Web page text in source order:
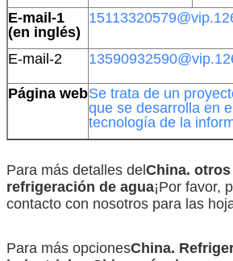
E-mail-1
(en inglés)
E-mail-2
Página webSe trata de un
que se desarrolla en
tecnología de la
Para más detalles delChina. otros
refrigeración de agua¡Por favor,
contacto con nosotros para las
Para más opcionesChina.